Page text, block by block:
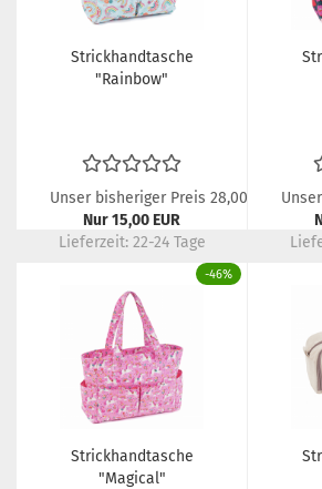
Strickhandtasche
"Rainbow"
Unser bisheriger Preis 28,00 EUR
Nur 15,00 EUR
Lieferzeit: 22-24 Tage
-46%
Strickhandtasche
"Magical"